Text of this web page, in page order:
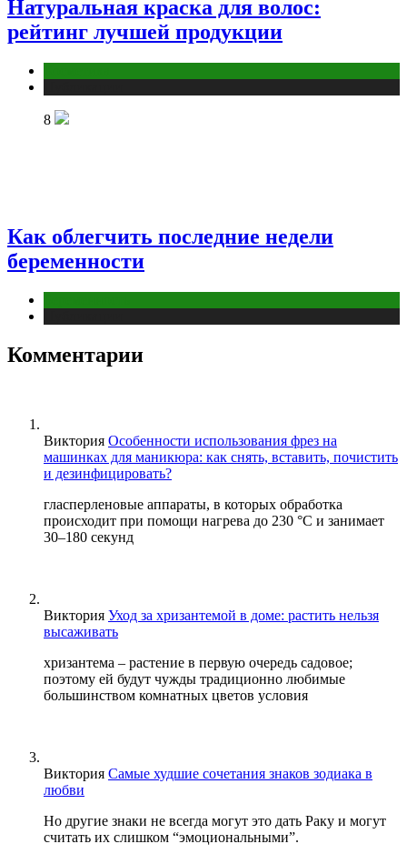
Натуральная краска для волос:
рейтинг лучшей продукции
8
Как облегчить последние недели
беременности
Комментарии
Виктория Особенности использования фрез на
машинках для маникюра: как снять, вставить, почистить
и дезинфицировать?
гласперленовые аппараты, в которых обработка
происходит при помощи нагрева до 230 °С и занимает
30–180 секунд
Виктория Уход за хризантемой в доме: растить нельзя
высаживать
хризантема – растение в первую очередь садовое;
поэтому ей будут чужды традиционно любимые
большинством комнатных цветов условия
Виктория Самые худшие сочетания знаков зодиака в
любви
Но другие знаки не всегда могут это дать Раку и могут
считать их слишком “эмоциональными”.